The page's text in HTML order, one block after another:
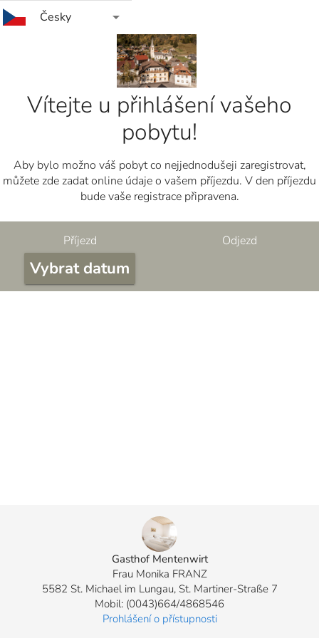
Česky arrow_drop_down
Vítejte u přihlášení vašeho
pobytu!
Aby bylo možno váš pobyt co nejjednodušeji zaregistrovat,
můžete zde zadat online údaje o vašem příjezdu. V den příjezdu
bude vaše registrace připravena.
Příjezd
Vybrat datum
Odjezd
Gasthof Mentenwirt
Frau Monika FRANZ
5582 St. Michael im Lungau, St. Martiner-Straße 7
Mobil: (0043)664/4868546
Prohlášení o přístupnosti